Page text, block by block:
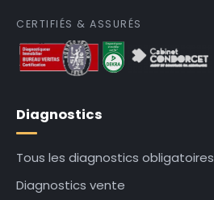
CERTIFIÉS & ASSURÉS
Diagnostics
Tous les diagnostics obligatoires
Diagnostics vente